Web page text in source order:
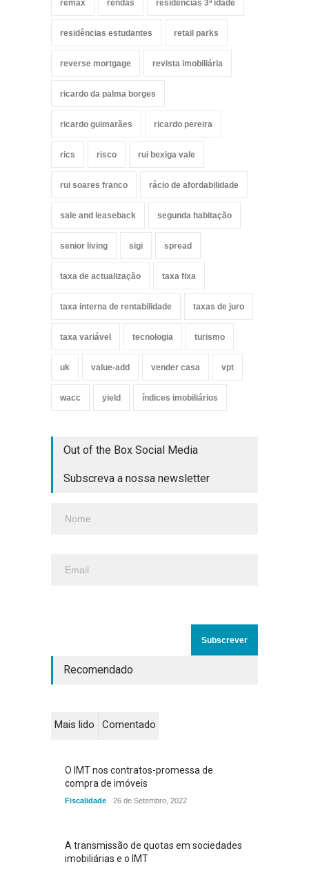
remax rendas residências 3ª idade
residências estudantes retail parks
reverse mortgage revista imobiliária
ricardo da palma borges
ricardo guimarães ricardo pereira
rics risco rui bexiga vale
rui soares franco rácio de afordabilidade
sale and leaseback segunda habitação
senior living sigi spread
taxa de actualização taxa fixa
taxa interna de rentabilidade taxas de juro
taxa variável tecnologia turismo
uk value-add vender casa vpt
wacc yield índices imobiliários
Out of the Box Social Media
Subscreva a nossa newsletter
Recomendado
Mais lido Comentado
O IMT nos contratos-promessa de
compra de imóveis
Fiscalidade 26 de Setembro, 2022
A transmissão de quotas em sociedades
imobiliárias e o IMT